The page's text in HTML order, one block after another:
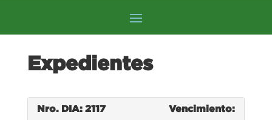
Expedientes
Nro. DIA: 2117 Vencimiento: